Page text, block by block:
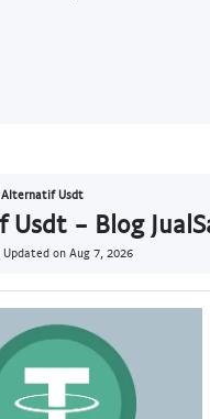
Alternatif Usdt
- Blog
Updated on Aug 7, 2026